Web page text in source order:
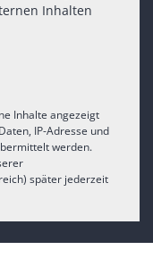
Inhalten
Inhalte angezeigt
IP-Adresse und
werden.
später jederzeit